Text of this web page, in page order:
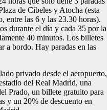
de Cibeles y Atocha (esta
entre las 6 y las 23.30 horas).
durante el día y cada 35 por la
40 minutos. Los billetes
a bordo. Hay paradas en las
privado desde el aeropuerto,
del Real Madrid, una
Prado, un billete gratuito para
y un 20% de descuento en